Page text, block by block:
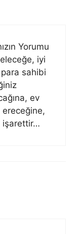
Yorumu
iyi
sahibi
ev
işarettir…